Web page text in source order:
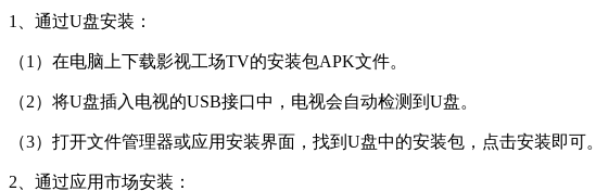
1、通过U盘安装‌：
（1）在电脑上下载影视工场TV的安装包APK文件。
（2）将U盘插入电视的USB接口中，电视会自动检测到U盘。
（3）打开文件管理器或应用安装界面，找到U盘中的安装包，点击安装即可。
2、通过应用市场安装‌：